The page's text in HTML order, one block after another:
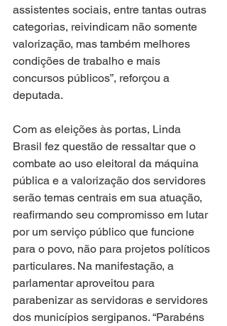
assistentes sociais, entre tantas outras
categorias, reivindicam não somente
valorização, mas também melhores
condições de trabalho e mais
concursos públicos”, reforçou a
deputada.
Com as eleições às portas, Linda
Brasil fez questão de ressaltar que o
combate ao uso eleitoral da máquina
pública e a valorização dos servidores
serão temas centrais em sua atuação,
reafirmando seu compromisso em lutar
por um serviço público que funcione
para o povo, não para projetos políticos
particulares. Na manifestação, a
parlamentar aproveitou para
parabenizar as servidoras e servidores
dos municípios sergipanos. “Parabéns